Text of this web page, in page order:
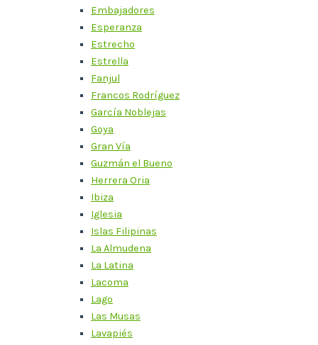
Embajadores
Esperanza
Estrecho
Estrella
Fanjul
Francos Rodríguez
García Noblejas
Goya
Gran Vía
Guzmán el Bueno
Herrera Oria
Ibiza
Iglesia
Islas Filipinas
La Almudena
La Latina
Lacoma
Lago
Las Musas
Lavapiés